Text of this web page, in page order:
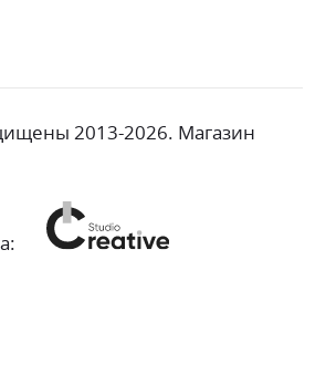
2013-2026. Магазин